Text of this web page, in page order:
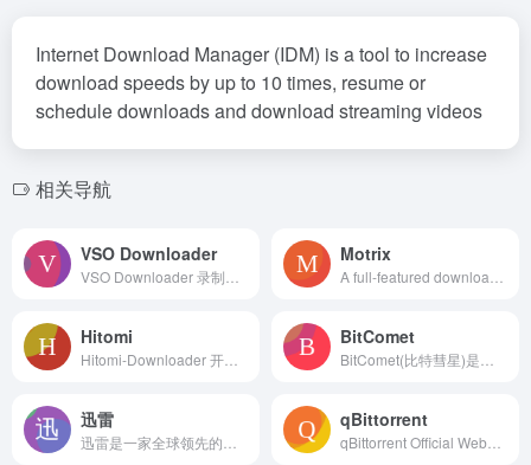
Internet Download Manager (IDM) is a tool to increase
download speeds by up to 10 times, resume or
schedule downloads and download streaming videos
相关导航
VSO Downloader Motrix
Hitomi BitComet
迅雷 qBittorrent